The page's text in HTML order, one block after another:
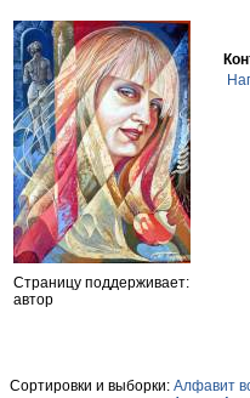
Страницу поддерживает:
автор
Сортировки и выборки: Алфавит